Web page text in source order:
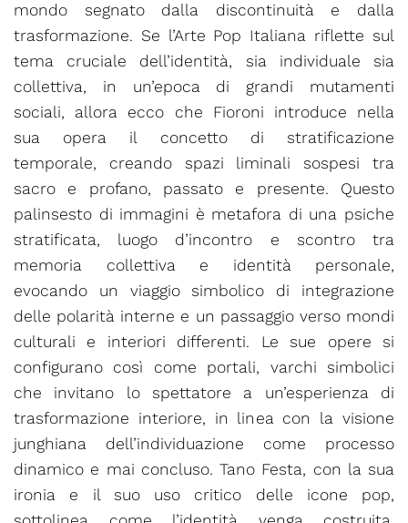
mondo segnato dalla discontinuità e dalla
trasformazione. Se l’Arte Pop Italiana riflette sul
tema cruciale dell’identità, sia individuale sia
collettiva, in un’epoca di grandi mutamenti
sociali, allora ecco che Fioroni introduce nella
sua opera il concetto di stratificazione
temporale, creando spazi liminali sospesi tra
sacro e profano, passato e presente. Questo
palinsesto di immagini è metafora di una psiche
stratificata, luogo d’incontro e scontro tra
memoria collettiva e identità personale,
evocando un viaggio simbolico di integrazione
delle polarità interne e un passaggio verso mondi
culturali e interiori differenti. Le sue opere si
configurano così come portali, varchi simbolici
che invitano lo spettatore a un’esperienza di
trasformazione interiore, in linea con la visione
junghiana dell’individuazione come processo
dinamico e mai concluso. Tano Festa, con la sua
ironia e il suo uso critico delle icone pop,